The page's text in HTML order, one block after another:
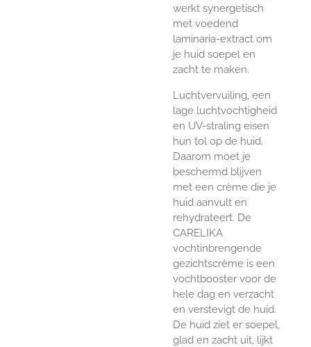
werkt synergetisch
met voedend
laminaria-extract om
je huid soepel en
zacht te maken.
Luchtvervuiling, een
lage luchtvochtigheid
en UV-straling eisen
hun tol op de huid.
Daarom moet je
beschermd blijven
met een crème die je
huid aanvult en
rehydrateert. De
CARELIKA
vochtinbrengende
gezichtscrème is een
vochtbooster voor de
hele dag en verzacht
en verstevigt de huid.
De huid ziet er soepel,
glad en zacht uit, lijkt